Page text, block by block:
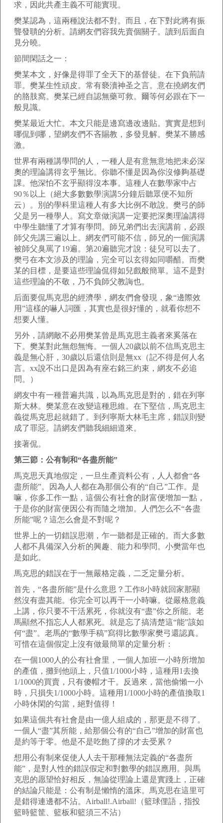
求，因此共產主義不可能實現。
樊某認為，這兩種說法都不對。而且，在下對此將有振
聾發聵的分析。請網友們容我先賣個關子。讀到后面自
見分曉。
節間閑話之一：
樊某本文，好像是得罪了全天下的基督徒。在下負荊請
罪。樊某生性頑皮。常有褻瀆神圣之言。意在撓網友們
的胳肢窩。樊某已經自認無藥可救。爾等何必跟在下一
般見識。
樊某最近大忙。本文只能是邊寫邊改邊貼。實實是想到
哪侃到哪，望網友們不吝賜教，多發見解。樊某不勝感
激。
世界有兩種講學問的人，一種人是有意無意地把未必深
奧的理論講得玄乎無比。你聽不懂是因為你沒修夠基礎
課。他深怕不玄乎顯得沒本事。這種人在數學家中占
90％以上（絕大多數數學演講5分鐘后聽眾便不知所
云）。別的學科里這種人有多大比例不敢說。樊弓的師
父是另一種學人。寫文章做演講一定要把深奧理論講得
中學生聽懂了才算有學問。師兄弟們出去演講前，必跟
師父先講三遍以上。網友們可能不信，師兄的一個演講
被師父臭罵了19遍。第20遍聽完才說：徒兒可以去了。
樊弓在本文涉及的理論，完全可以玄得如同嚼醋。而樊
某的目標，是要這些理論侃得如兒戲般簡單。這不是對
這些理論的不敬，乃不負師父教誨也。
后面要侃馬克思的經濟學，網友們會發現，象“邊際效
用”這樣的嚇人詞匯，其實也是很好懂的，就看你想不
想要人懂。
另外，請網敵不必用樊某曾是馬克思主義者來奚落在
下。樊某對此無怨無悔。一個人20歲以前不信馬克思主
義是無心肝，30歲以后還信則是無xx（記不得是何人名
言。xx說不出口是因為有座右銘三約束，網友不必追
問。）
網友中有一種普遍共識，以為馬克思是對的，錯在列寧
斯大林。樊某意在改變這種思維。在下堅信，馬克思主
義從馬克思起就錯了。到列寧斯大林毛主席，錯誤則變
成了罪惡。請網友們聽我細細道來。
接著侃。
第三節：公有制和“各盡所能”
馬克思天真地假定，一旦生產資料公有，人人都會“各
盡所能”。因為人人都在為那個公有的“自己”工作。是
嘛，你多工作一點，這個公有社會的財富便增加一點，
于是你的財富便因公有而隨之增加。人們怎么不“各盡
所能”呢？這怎么會是不對呢？
世界上的一切錯誤思潮，乍一聽都是正確的。而大多數
人都不具備深入分析的興趣、能力和學問。小樊當年也
是如此。
馬克思的錯誤在于一無嚴格定義，二乏定量分析。
首先，“各盡所能”是什么意思？工作8小時就回家那顯
然沒有盡其能。你完全可以再干一小時嘛。從嚴格意義
上講，你只要不干活累死，你就沒有“盡”你之所能。老
馬顯然不指忘人人都累死。就是忘了搞清楚這“能”該如
何“盡”。老馬的“數學手稿”寫得比數學家樊弓還認真。
可惜在這個假定上沒有做最簡單的定量分析：
在一個1000人的公有社會里，一個人加班一小時所增加
的產值，攤到他頭上，只值1/1000小時，這種用1去換
1/1000的買賣，只有傻帽才干。反過來，當他偷懶一小
時，只損失1/1000小時。這種用1/1000小時的產值換取1
小時休閑的勾當，絕對值得！
如果這個共有社會是由一億人組成的，那更是不得了。
一個人“盡”其所能，給那個公有的“自己”增加的財富也
是約等于零。他是不是吃飽了撐的才去受累？
想用公有制來促使人人去干那種無法定義的“各盡所
能”，是對人性的錯誤假定和對數學的錯誤應用。與馬
克思的愿望恰好相反，無論從理論上還是實踐上，正確
的結論只能是：公有制是懶惰的溫床。馬克思在這里可
是錯得連邊都不沾。Airball!.Airball!（籃球俚語，指投
籃時籃筐、籃板和籃須三不沾）